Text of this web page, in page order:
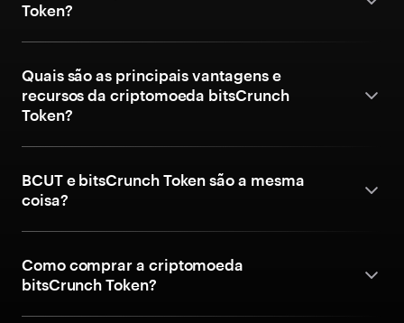
Token?
Quais são as principais vantagens e
recursos da criptomoeda bitsCrunch
Token?
BCUT e bitsCrunch Token são a mesma
coisa?
Como comprar a criptomoeda
bitsCrunch Token?